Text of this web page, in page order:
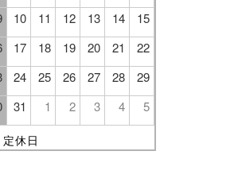
10 11 12 13 14
15
17 18 19 20 21
22
24 25 26 27 28
29
31 1 2 3 4 5
定休日